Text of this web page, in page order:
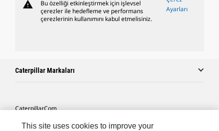
warning
Bu özelliği etkinleştirmek için işlevsel
çerezler ile hedefleme ve performans
çerezlerinin kullanımını kabul etmelisiniz.
Ayarları
Caterpillar Markaları
Caterpillar.com
Caterpillar Müşteri Hizmetleri Ve Iletişim
This site uses cookies to improve your